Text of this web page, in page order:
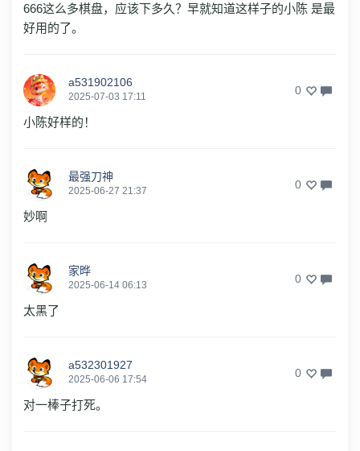
666这么多棋盘，应该下多久？早就知道这样子的小陈 是最
好用的了。
a531902106
2025-07-03 17:11 0
小陈好样的！
最强刀神
2025-06-27 21:37 0
妙啊
家晔
2025-06-14 06:13 0
太黑了
a532301927
2025-06-06 17:54 0
对一棒子打死。